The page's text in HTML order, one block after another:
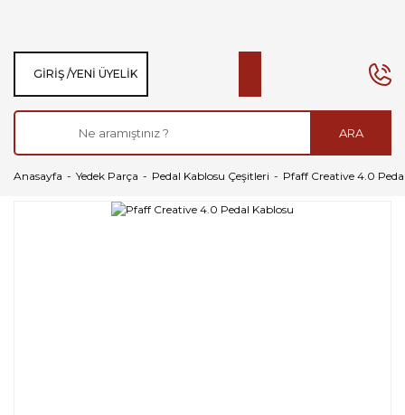
ARA
GIRIŞ /YENI ÜYELIK
Anasayfa Yedek Parça Pedal Kablosu Çeşitleri Pfaff Creative 4.0